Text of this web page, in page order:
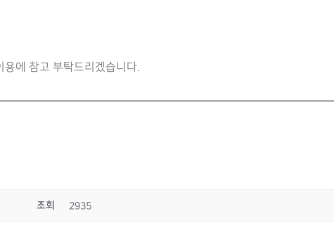
에 참고 부탁드리겠습니다.
조회 2935